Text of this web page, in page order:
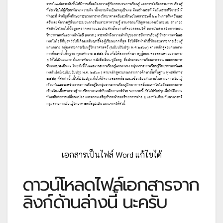
เอกสารเป็นไฟล์ Word แก้ไขได้
ดาวน์โหลดไฟล์เอกสารจาก
ลิงก์ด้านล่างนี้ นะครับ